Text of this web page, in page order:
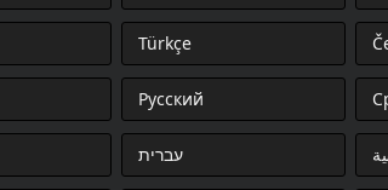
Türkçe
Русский
עברית